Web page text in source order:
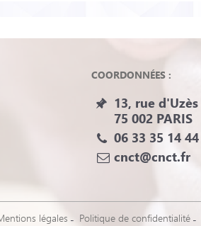
COORDONNÉES :
13, rue d'Uzès
75 002 PARIS
06 33 35 14 44
cnct@cnct.fr
légales Politique de confidentialité